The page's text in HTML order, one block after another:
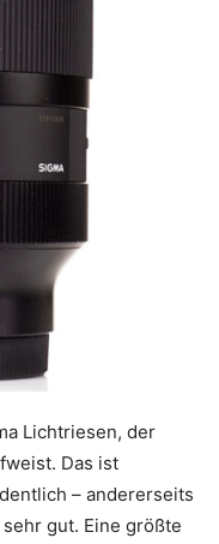
Lichtriesen, der
Das ist
– andererseits
gut. Eine größte